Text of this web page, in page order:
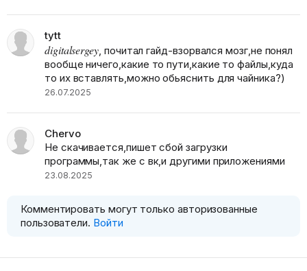
tytt
digitalsergey, почитал гайд-взорвался мозг,не понял
вообще ничего,какие то пути,какие то файлы,куда
то их вставлять,можно обьяснить для чайника?)
26.07.2025
Chervo
Не скачивается,пишет сбой загрузки
программы,так же с вк,и другими приложениями
23.08.2025
Комментировать могут только авторизованные
пользователи. Войти